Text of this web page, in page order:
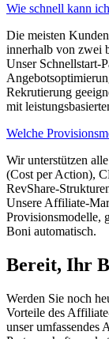
Wie schnell kann
Die meisten
innerhalb von zwei
Unser Schnellstart-
Rekrutierung
mit
Welche
Wir unterstützen
(Cost per Action),
RevShare-
Unsere Affiliate-
Provisionsmodelle,
Boni automatisch.
Bereit, Ihr
Werden Sie noch
Vorteile des
unser